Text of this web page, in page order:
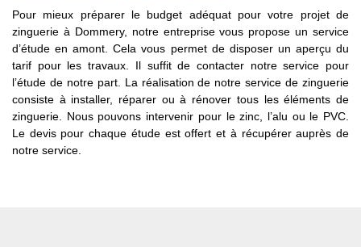
Pour mieux préparer le budget adéquat pour votre projet de
zinguerie à Dommery, notre entreprise vous propose un service
d’étude en amont. Cela vous permet de disposer un aperçu du
tarif pour les travaux. Il suffit de contacter notre service pour
l’étude de notre part. La réalisation de notre service de zinguerie
consiste à installer, réparer ou à rénover tous les éléments de
zinguerie. Nous pouvons intervenir pour le zinc, l’alu ou le PVC.
Le devis pour chaque étude est offert et à récupérer auprès de
notre service.